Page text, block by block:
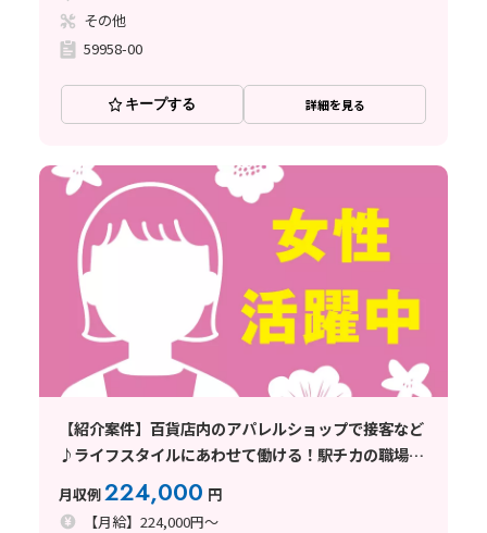
その他
59958-00
キープする 詳細を見る
【紹介案件】百貨店内のアパレルショップで接客など
♪ライフスタイルにあわせて働ける！駅チカの職場◎
社割あり☆
月収例224,000 円
【月給】224,000円～